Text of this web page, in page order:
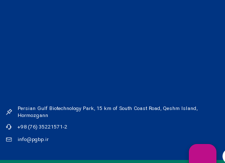
Persian Gulf Biotechnology Park, 15 km of South Coast Road, Qeshm Island,
Hormozgann
+98 (76) 35221571-2
info@pgbp.ir